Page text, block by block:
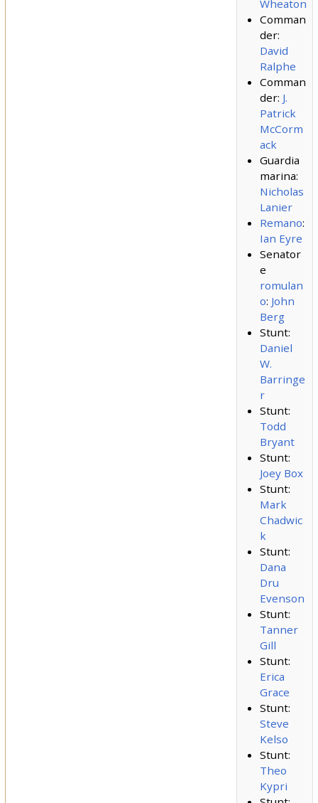
Wheaton
Comman
der:
David
Ralphe
Comman
der: J.
Patrick
McCorm
ack
Guardia
marina:
Nicholas
Lanier
Remano:
Ian Eyre
Senator
e
romulan
o: John
Berg
Stunt:
Daniel
W.
Barringe
r
Stunt:
Todd
Bryant
Stunt:
Joey Box
Stunt:
Mark
Chadwic
k
Stunt:
Dana
Dru
Evenson
Stunt:
Tanner
Gill
Stunt:
Erica
Grace
Stunt:
Steve
Kelso
Stunt:
Theo
Kypri